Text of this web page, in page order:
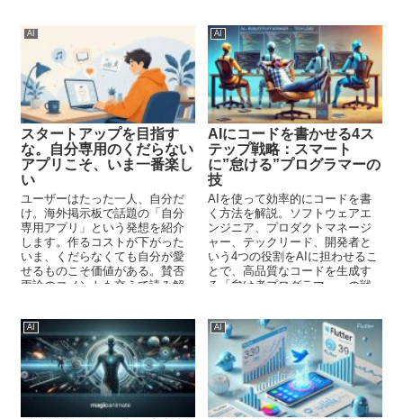
AI
スタートアップを目指す
な。自分専用のくだらない
アプリこそ、いま一番楽し
い
ユーザーはたった一人、自分だ
け。海外掲示板で話題の「自分
専用アプリ」という発想を紹介
します。作るコストが下がった
いま、くだらなくても自分が愛
せるものこそ価値がある。賛否
両論のコメントも交えて読み解
AI
AIにコードを書かせる4ス
テップ戦略：スマート
に”怠ける”プログラマーの
技
AIを使って効率的にコードを書
く方法を解説。ソフトウェアエ
ンジニア、プロダクトマネージ
ャー、テックリード、開発者と
いう4つの役割をAIに担わせるこ
とで、高品質なコードを生成す
る「怠け者プログラマー」の戦
AI AI